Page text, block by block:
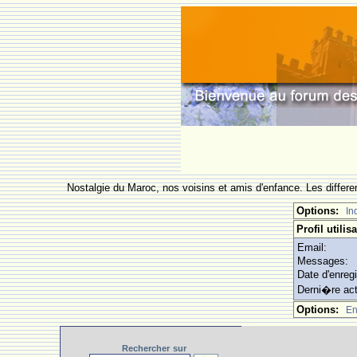
Nostalgie du Maroc, nos voisins et amis d'enfance. Les
Options:
Profil
Email:
Messages:
Date
Derni�re
Options:
Rechercher sur